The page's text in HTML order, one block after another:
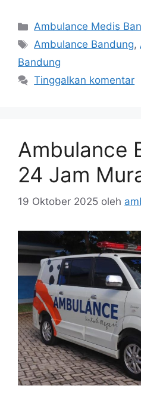
Kategori
Ambulance Medis
Tag
Ambulance Bandung,
Bandung
Tinggalkan komentar
Ambulance
24 Jam
19 Oktober 2025 oleh